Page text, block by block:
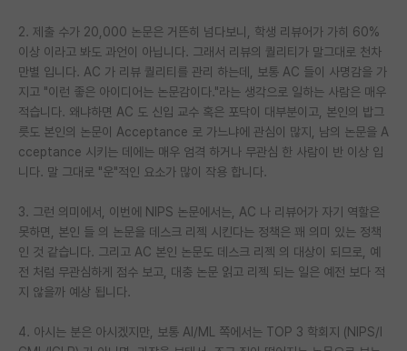
반도체/AI 게시판
장학금/장학생 게시판
학술 정보 게시판
홍보 게시판
유학교육
이벤트
반도체 아카데미
재팬라운지 🌸
2. 제출 수가 20,000 논문은 거뜬히 넘다보니, 학생 리뷰어가 가히 60%
이상 이라고 봐도 과언이 아닙니다. 그래서 리뷰의 퀄리티가 말그대로 천차
만별 입니다. AC 가 리뷰 퀄리티를 관리 하는데, 보통 AC 들이 사명감을 가
지고 "이런 좋은 아이디어는 논문감이다."라는 생각으로 일하는 사람은 매우
적습니다. 왜냐하면 AC 도 신입 교수 혹은 포닥이 대부분이고, 본인의 밥그
릇도 본인의 논문이 Acceptance 로 가느냐에 관심이 많지, 남의 논문을 A
cceptance 시키는 데에는 매우 엄격 하거나 무관심 한 사람이 반 이상 입
니다. 말 그대로 "운"적인 요소가 많이 작용 합니다.
3. 그런 의미에서, 이번에 NIPS 논문에서는, AC 나 리뷰어가 자기 역할은
못하면, 본인 들 의 논문을 데스크 리젝 시킨다는 정책은 꽤 의미 있는 정책
인 것 같습니다. 그리고 AC 본인 논문도 데스크 리젝 의 대상이 되므로, 예
전 처럼 무관심하게 점수 보고, 대충 논문 읽고 리젝 되는 일은 예전 보다 적
지 않을까 예상 됩니다.
4. 아시는 분은 아시겠지만, 보통 AI/ML 쪽에서는 TOP 3 학회지 (NIPS/I